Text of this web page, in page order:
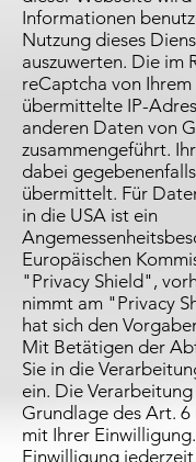
Informationen
Nutzung dieses
auszuwerten. Die im
reCaptcha von
übermittelte IP-
anderen Daten von
zusammengeführt.
dabei
übermittelt. Für
in die USA ist ein
Europäischen
"Privacy Shield",
nimmt am "Privacy
hat sich den
Mit Betätigen der
Sie in die
ein. Die
Grundlage des Art. 6
mit Ihrer
Einwilligung